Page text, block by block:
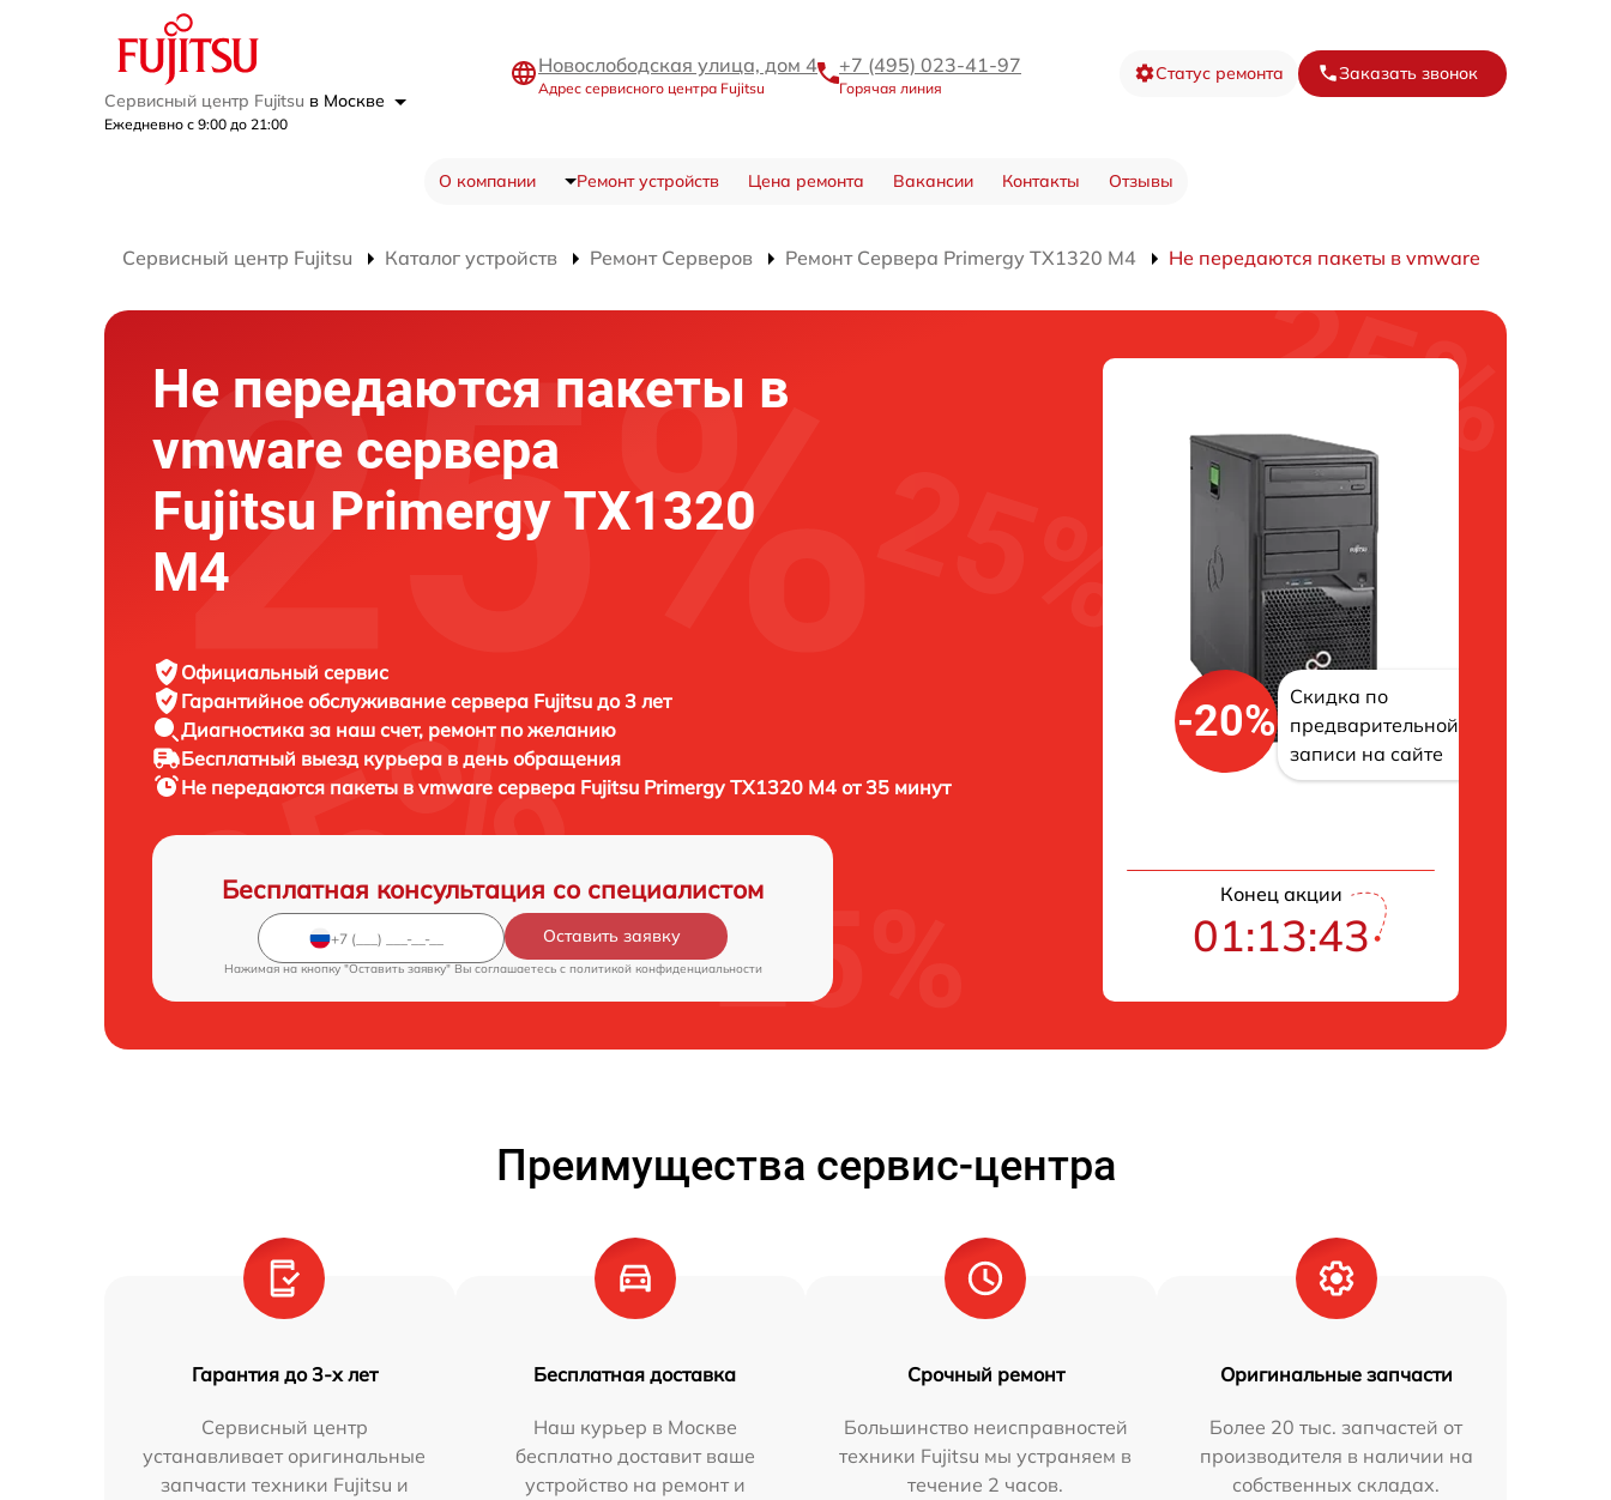
Сервисный центр Fujitsu в Москве
Ежедневно с 9:00 до 21:00
Новослободская улица, дом 4
Адрес сервисного центра Fujitsu
+7 (495) 023-41-97
Горячая линия
Статус ремонта Заказать звонок
О компании Ремонт устройств Цена ремонта Вакансии Контакты Отзывы
Сервисный центр Fujitsu Каталог устройств Ремонт Серверов Ремонт Сервера Primergy TX1320 M4 Не передаются пакеты в vmware
Не передаются пакеты в
vmware сервера
Fujitsu Primergy TX1320
M4
Официальный сервис
Гарантийное обслуживание сервера Fujitsu до 3 лет
Диагностика за наш счет, ремонт по желанию
Бесплатный выезд курьера в день обращения
Не передаются пакеты в vmware сервера Fujitsu Primergy TX1320 M4 от 35 минут
Бесплатная консультация со специалистом
Оставить заявку
Нажимая на кнопку "Оставить заявку" Вы соглашаетесь c политикой конфиденциальности
-20%
Скидка по
предварительной
записи на сайте
Конец акции
01:13:42
Преимущества сервис-центра
Гарантия до 3-х лет
Сервисный центр
устанавливает оригинальные
запчасти техники Fujitsu и
Бесплатная доставка
Наш курьер в Москве
бесплатно доставит ваше
устройство на ремонт и
Срочный ремонт
Большинство неисправностей
техники Fujitsu мы устраняем в
течение 2 часов.
Оригинальные запчасти
Более 20 тыс. запчастей от
производителя в наличии на
собственных складах.